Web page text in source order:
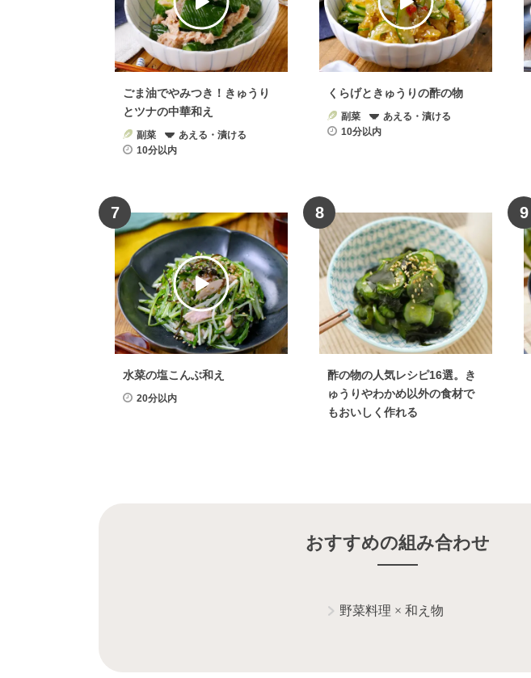
ごま油でやみつき！きゅうり
とツナの中華和え
副菜
あえる・漬ける
10分以内
くらげときゅうりの酢の物
副菜
あえる・漬ける
10分以内
7
水菜の塩こんぶ和え
20分以内
8
酢の物の人気レシピ16選。き
ゅうりやわかめ以外の食材で
もおいしく作れる
9
おすすめの組み合わせ
野菜料理 × 和え物